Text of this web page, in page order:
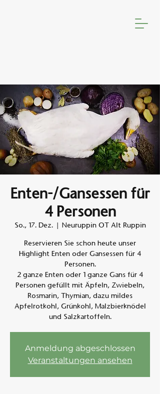
Enten-/Gansessen für
4 Personen
So., 17. Dez.
  |
Neuruppin OT Alt Ruppin
Reservieren Sie schon heute unser
Highlight Enten oder Gansessen für 4
Personen.
2 ganze Enten oder 1 ganze Gans für 4
Personen gefüllt mit Äpfeln, Zwiebeln,
Rosmarin, Thymian, dazu mildes
Apfelrotkohl, Grünkohl, Malzbierknödel
und Salzkartoffeln.
Anmeldung abgeschlossen
Veranstaltungen ansehen